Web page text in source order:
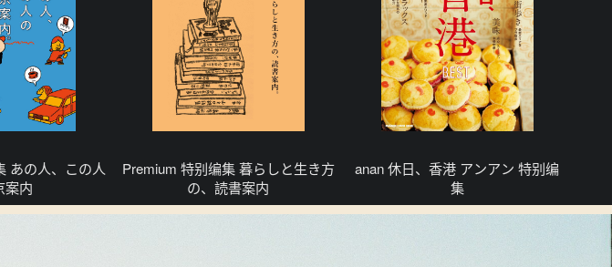
あの人、この人
案内
Premium 特别编集 暮らしと生き方
の、読書案内
anan 休日、香港 アンアン 特别编
集